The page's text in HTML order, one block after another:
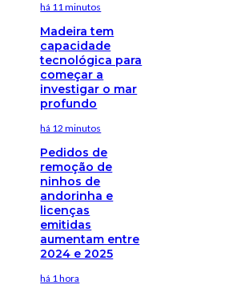
há 11 minutos
Madeira tem
capacidade
tecnológica para
começar a
investigar o mar
profundo
há 12 minutos
Pedidos de
remoção de
ninhos de
andorinha e
licenças
emitidas
aumentam entre
2024 e 2025
há 1 hora